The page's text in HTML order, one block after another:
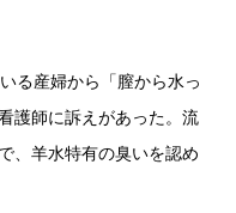
る産婦から「膣から水っ
護師に訴えがあった。流
、羊水特有の臭いを認め